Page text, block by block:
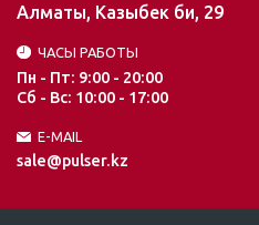
Алматы, Казыбек би, 29
ЧАСЫ РАБОТЫ
Пн - Пт: 9:00 - 20:00
Сб - Вс: 10:00 - 17:00
E-MAIL
sale@pulser.kz